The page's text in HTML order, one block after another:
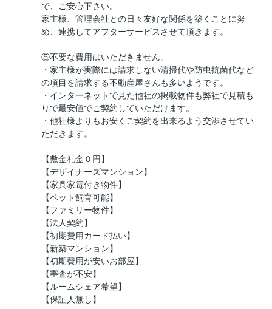
で、ご安心下さい。
家主様、管理会社との日々友好な関係を築くことに努
め、連携してアフターサービスさせて頂きます。
⑤不要な費用はいただきません。
・家主様が実際には請求しない清掃代や防虫抗菌代など
の項目を請求する不動産屋さんも多いようです。
・インターネットで見た他社の掲載物件も弊社で見積も
りで最安値でご契約していただけます。
・他社様よりもお安くご契約を出来るよう交渉させてい
ただきます。
【敷金礼金０円】
【デザイナーズマンション】
【家具家電付き物件】
【ペット飼育可能】
【ファミリー物件】
【法人契約】
【初期費用カード払い】
【新築マンション】
【初期費用が安いお部屋】
【審査が不安】
【ルームシェア希望】
【保証人無し】